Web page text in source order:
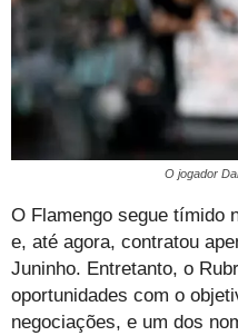
O jogador
O Flamengo segue tímido
e, até agora, contratou
Juninho. Entretanto, o
oportunidades com o
negociações, e um dos